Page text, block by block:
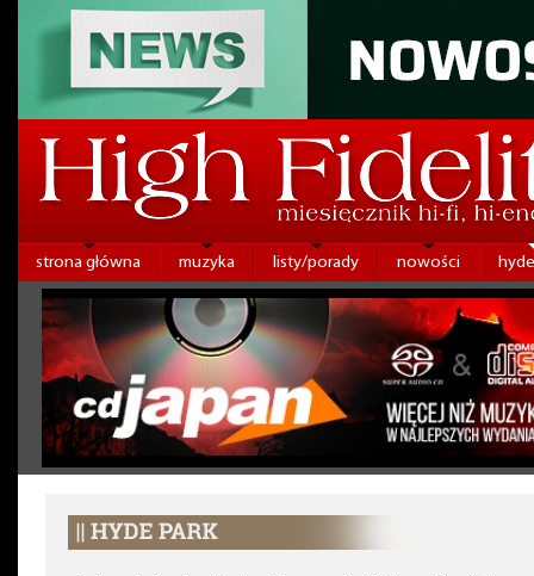
strona główna muzyka listy/porady nowości